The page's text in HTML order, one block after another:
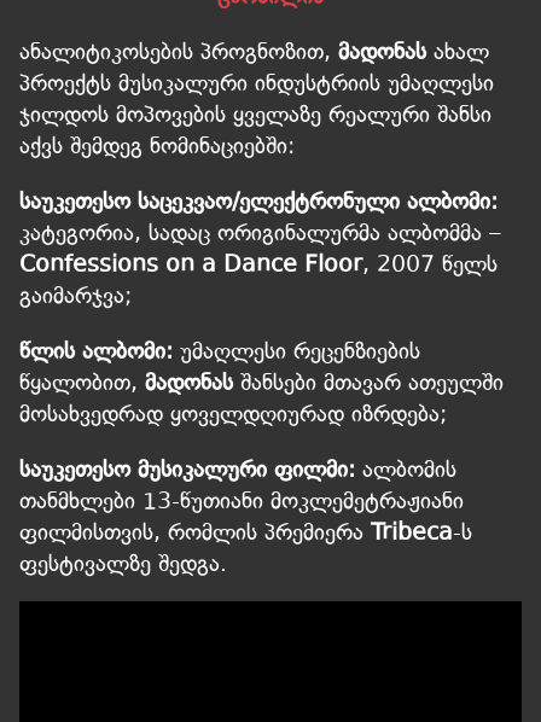
ანალიტიკოსების პროგნოზით, მადონასახალ
პროექტს მუსიკალური ინდუსტრიის უმაღლესი
ჯილდოს მოპოვების ყველაზე რეალური შანსი
აქვს შემდეგ ნომინაციებში:
საუკეთესო საცეკვაო/ელექტრონული ალბომი:
კატეგორია, სადაც ორიგინალურმა ალბომმა –
Confessions on a Dance Floor, 2007 წელს
გაიმარჯვა;
წლის ალბომი: უმაღლესი რეცენზიების
წყალობით, მადონასშანსები მთავარ ათეულში
მოსახვედრად ყოველდღიურად იზრდება;
საუკეთესო მუსიკალური ფილმი: ალბომის
თანმხლები 13-წუთიანი მოკლემეტრაჟიანი
ფილმისთვის, რომლის პრემიერა Tribeca-ს
ფესტივალზე შედგა.